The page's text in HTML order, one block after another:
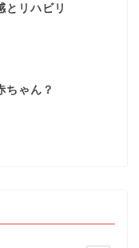
とリハビリ
ちゃん？